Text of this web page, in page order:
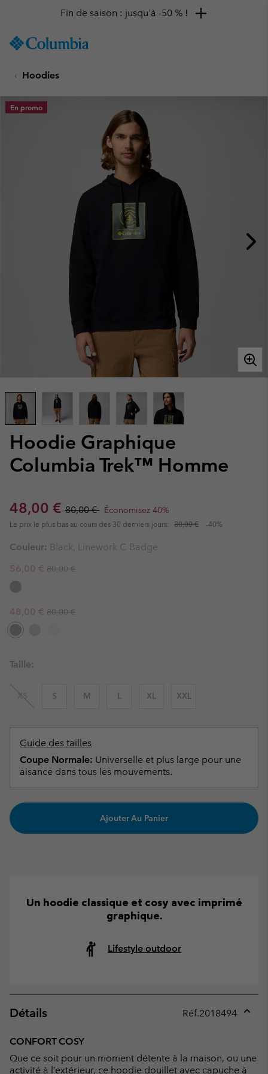
TO
SKIP
MAIN
NAV
Fin de saison : jusqu'à -50 % !
Hoodies
Hoodie Graphique
Columbia Trek™ Homme
Sale price:
48,00 € Regular price:
80,00 € Économisez 40%
Le prix le plus bas au cours des 30 derniers jours: 80,00 € -40%
En promo
Couleur: Black, Linework C Badge
Sale price:
56,00 € Regular price:
80,00 €
Sale price:
48,00 € Regular price:
80,00 €
Taille:
XS S M L XL XXL
Guide des tailles
Coupe Normale: Universelle et plus large pour une
aisance dans tous les mouvements.
Ajouter Au Panier
Un hoodie classique et cosy avec imprimé
graphique.
Lifestyle outdoor
Détails Réf.2018494
CONFORT COSY
Que ce soit pour un moment détente à la maison, ou une
activité à l’extérieur, ce hoodie douillet avec capuche à